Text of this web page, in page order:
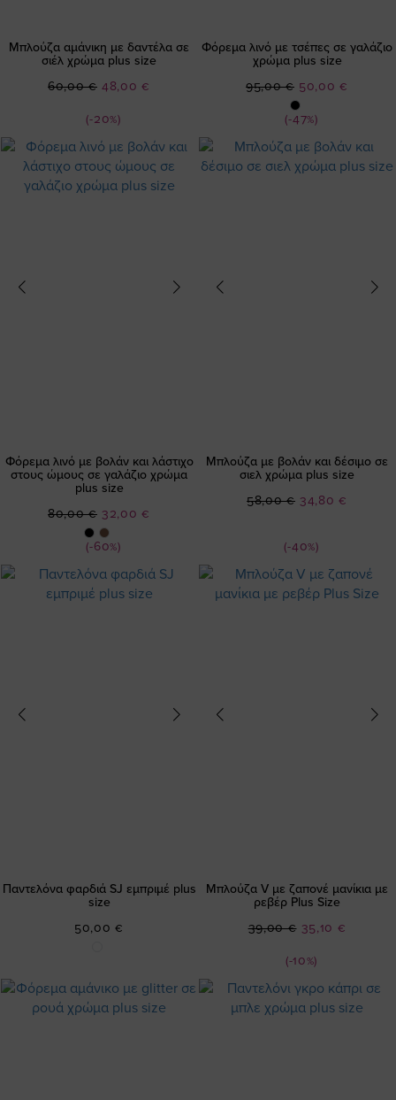
Μπλούζα αμάνικη με δαντέλα σε
σιέλ χρώμα plus size
(-20%)
Ειδική
48,00 €
60,00 €
Φόρεμα λινό με τσέπες σε γαλάζιο
χρώμα plus size
(-47%)
Ειδική
Τιμή
50,00 €
95,00 €
Φόρεμα λινό με βολάν και λάστιχο
στους ώμους σε γαλάζιο χρώμα
plus size
(-60%)
Ειδική
Τιμή
32,00 €
80,00 €
Μπλούζα με βολάν και δέσιμο σε
σιελ χρώμα plus size
(-40%)
Ειδική
34,80 €
58,00 €
Παντελόνα φαρδιά SJ εμπριμέ plus
size
50,00 €
Μπλούζα V με ζαπονέ μανίκια με
ρεβέρ Plus Size
(-10%)
Ειδική
35,10 €
39,00 €